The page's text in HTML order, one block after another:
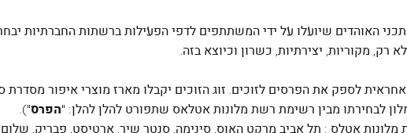
האוהדים שיועלו על ידי המשתתפים לדפי הפעילות ברשתות החברתיות
רק, מקוריות, יצירתיות, כשרון וכיוצא בזה.
לספק את הפרסים לזוכים. זוג הזוכים יקבלו מארז מוצרי איפור
לבחירתו מבין רשימת רשת מלונות אטלאס שתפורט להלן להלן: "הפרס").
אטלס : תל אביב מרקט האוס, סינימה, סנטר שיר, ארטיסט, פבריק, שלום